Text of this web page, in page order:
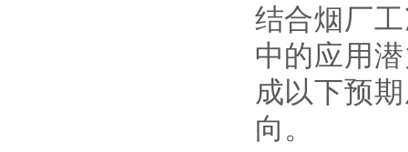
结合烟厂
中的应用
成以下预
向。